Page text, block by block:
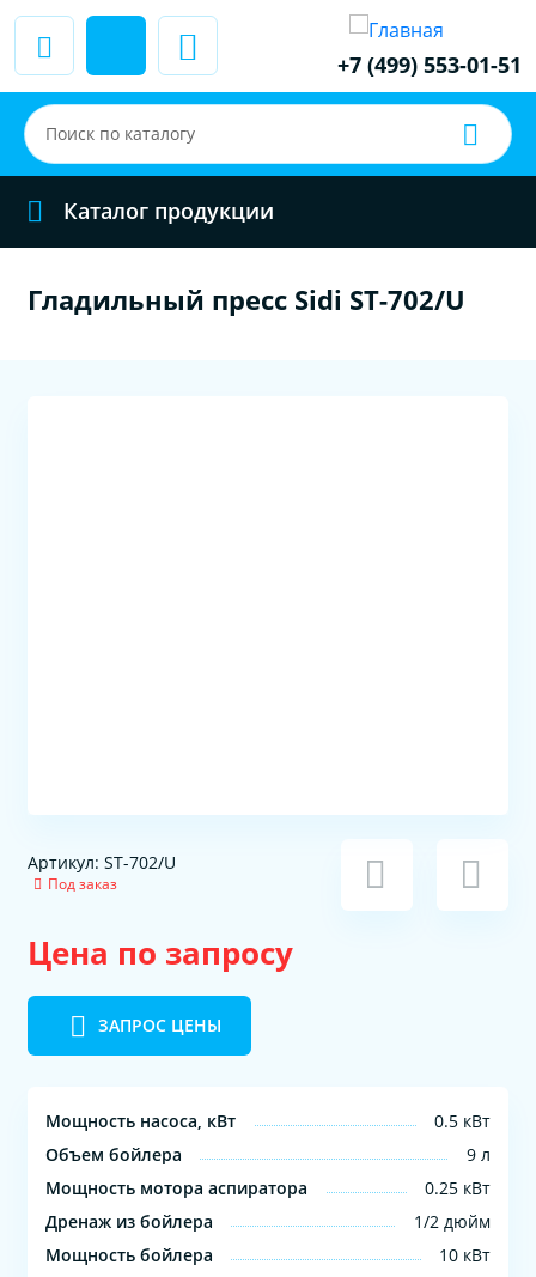
+7 (499) 553-01-51
Каталог продукции
Гладильный пресс Sidi ST-702/U
Артикул: ST-702/U
Под заказ
Цена по запросу
ЗАПРОС ЦЕНЫ
Мощность насоса, кВт
0.5 кВт
Объем бойлера
9 л
Мощность мотора аспиратора
0.25 кВт
Дренаж из бойлера
1/2 дюйм
Мощность бойлера
10 кВт